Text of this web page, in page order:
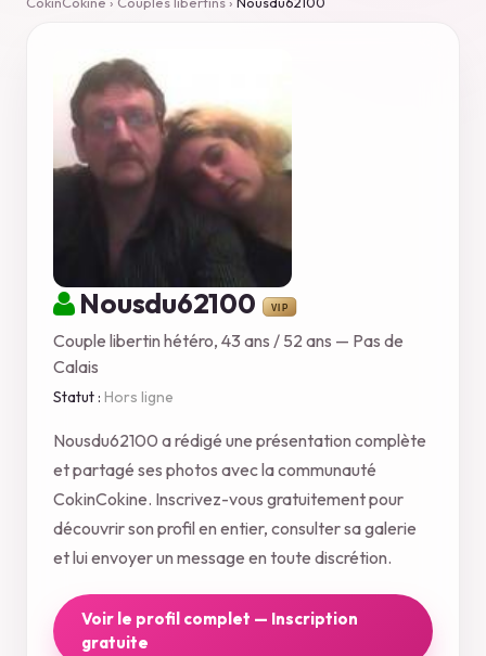
Nousdu62100
Couple libertin hétéro, 43 ans / 52 ans — Pas de
Calais
Statut : Hors ligne
Nousdu62100 a rédigé une présentation complète
et partagé ses photos avec la communauté
CokinCokine. Inscrivez-vous gratuitement pour
découvrir son profil en entier, consulter sa galerie
et lui envoyer un message en toute discrétion.
Voir le profil complet — Inscription
gratuite